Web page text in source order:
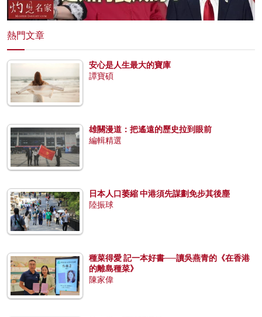
熱門文章
安心是人生最大的寶庫
譚寶碩
雄關漫道：把遙遠的歷史拉到眼前
編輯精選
日本人口萎縮 中港須先謀劃免步其後塵
陸振球
種菜得愛 記一本好書──讀吳燕青的《在香港
的離島種菜》
陳家偉